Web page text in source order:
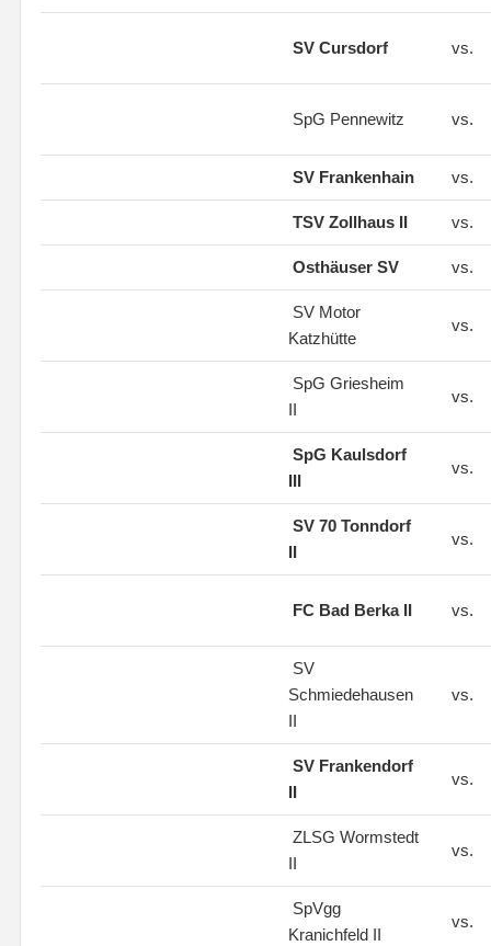
SV Cursdorf vs.
SpG Pennewitz vs.
SV Frankenhain vs.
TSV Zollhaus II vs.
Osthäuser SV vs.
SV Motor
Katzhütte
vs.
SpG Griesheim
II
vs.
SpG Kaulsdorf
III
vs.
SV 70 Tonndorf
II
vs.
FC Bad Berka II vs.
SV
Schmiedehausen
II
vs.
SV Frankendorf
II
vs.
ZLSG Wormstedt
II
vs.
SpVgg
Kranichfeld II
vs.